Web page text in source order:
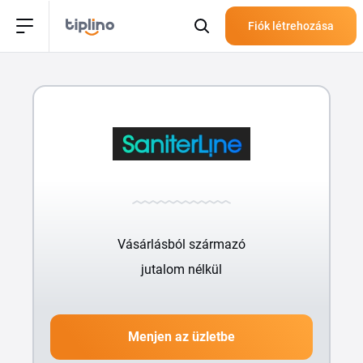
Fiók létrehozása
Vásárlásból származó
jutalom nélkül
Menjen az üzletbe